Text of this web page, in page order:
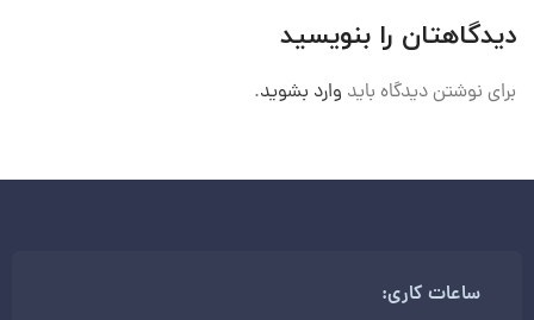
دیدگاهتان را بنویسید
برای نوشتن دیدگاه باید وارد بشوید.
ساعات کاری: